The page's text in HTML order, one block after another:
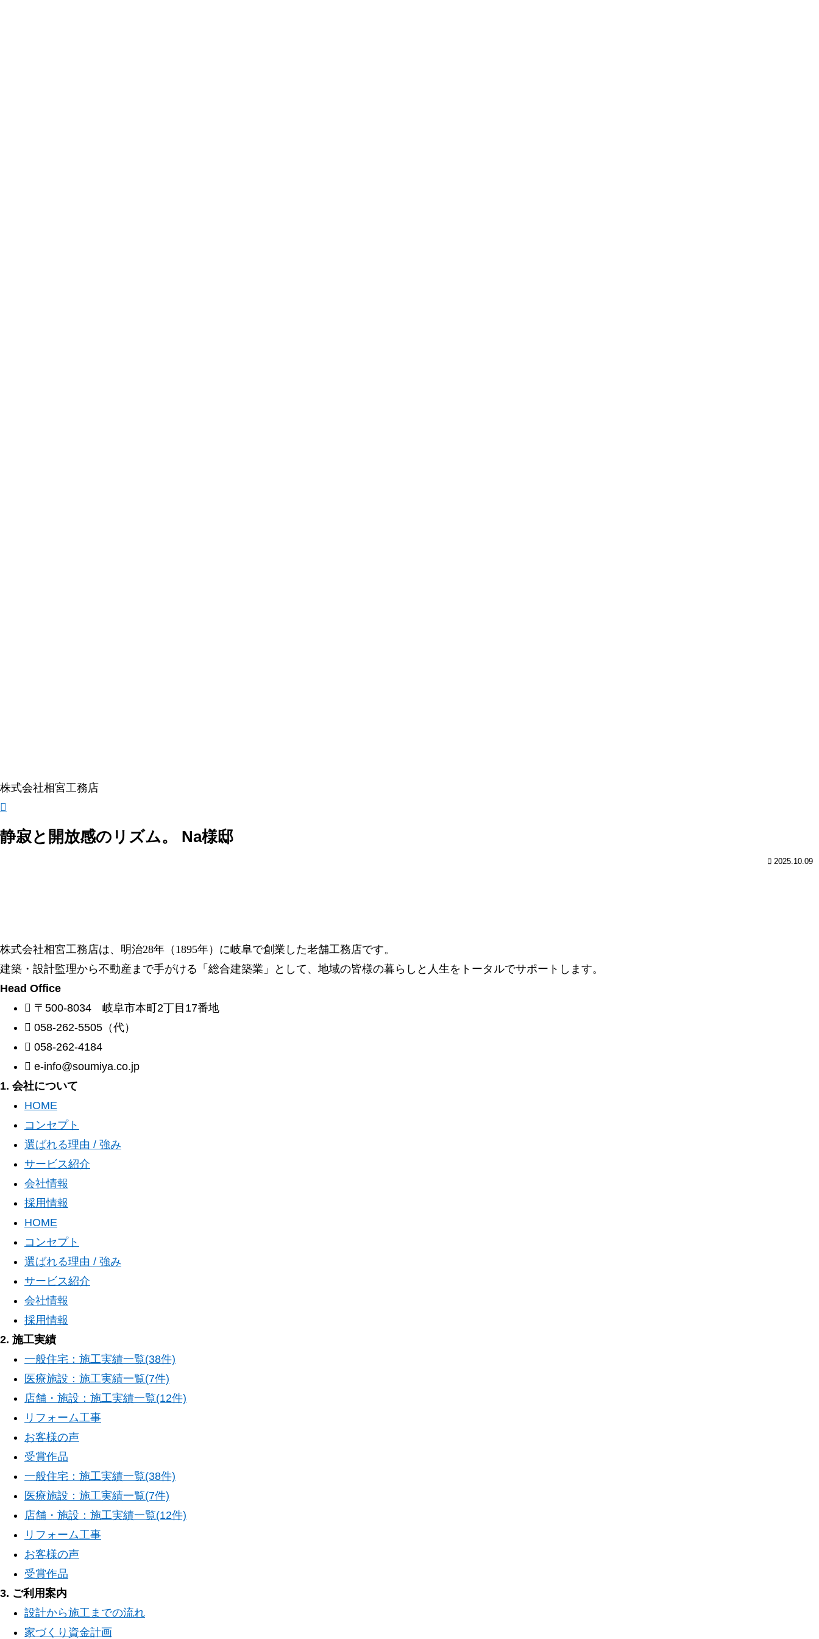
株式会社相宮工務店
静寂と開放感のリズム。 Na様邸
2025.10.09
株式会社相宮工務店は、 明治28年（1895年）に岐阜で創業した老舗工務店です。
建築・設計監理から不動産まで手がける「総合建築業」として、地域の皆様の暮らしと人生をトータルでサポートします。
Head Office
〒500-8034 岐阜市本町2丁目17番地
058-262-5505（代）
058-262-4184
e-info@soumiya.co.jp
1. 会社について
HOME
コンセプト
選ばれる理由 / 強み
サービス紹介
会社情報
採用情報
HOME
コンセプト
選ばれる理由 / 強み
サービス紹介
会社情報
採用情報
2. 施工実績
一般住宅：施工実績一覧(38件)
医療施設：施工実績一覧(7件)
店舗・施設：施工実績一覧(12件)
リフォーム工事
お客様の声
受賞作品
一般住宅：施工実績一覧(38件)
医療施設：施工実績一覧(7件)
店舗・施設：施工実績一覧(12件)
リフォーム工事
お客様の声
受賞作品
3. ご利用案内
設計から施工までの流れ
家づくり資金計画